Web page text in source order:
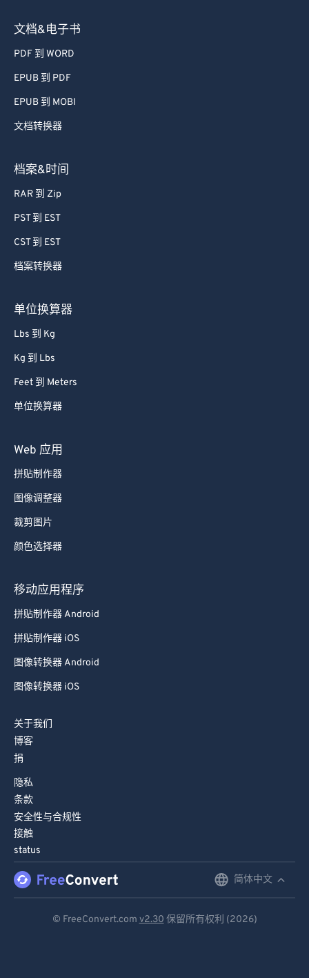
文档&电子书
PDF 到 WORD
EPUB 到 PDF
EPUB 到 MOBI
文档转换器
档案&时间
RAR 到 Zip
PST 到 EST
CST 到 EST
档案转换器
单位换算器
Lbs 到 Kg
Kg 到 Lbs
Feet 到 Meters
单位换算器
Web 应用
拼贴制作器
图像调整器
裁剪图片
颜色选择器
移动应用程序
拼贴制作器 Android
拼贴制作器 iOS
图像转换器 Android
图像转换器 iOS
关于我们
博客
捐
隐私
条款
安全性与合规性
接触
status
简体中文
© FreeConvert.com v2.30 保留所有权利 (2026)